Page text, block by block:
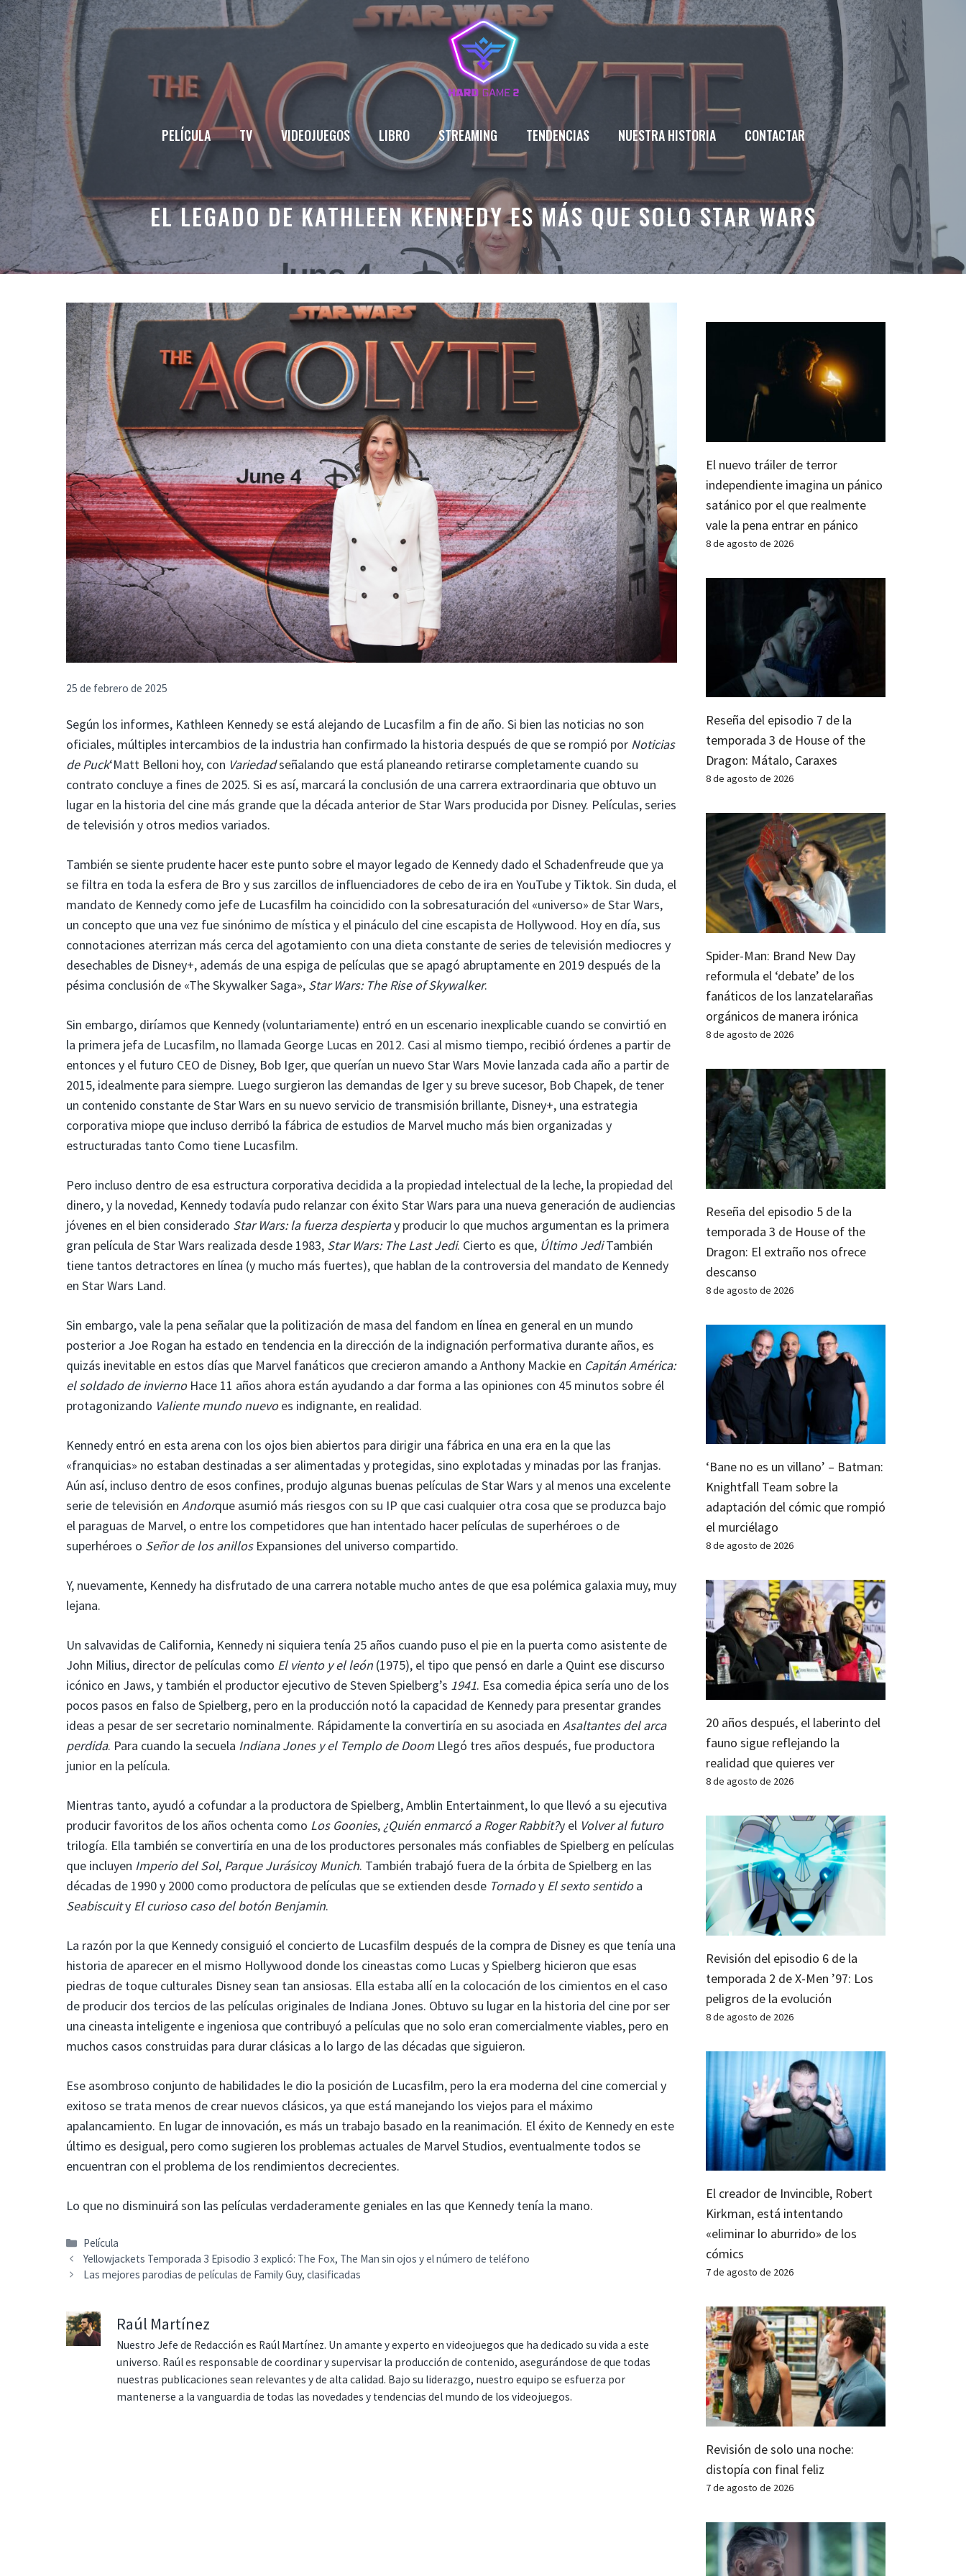
Saltar
al
contenido
PELÍCULA TV VIDEOJUEGOS LIBRO STREAMING TENDENCIAS NUESTRA HISTORIA CONTACTAR
EL LEGADO DE KATHLEEN KENNEDY ES MÁS QUE SOLO STAR WARS
25 de febrero de 2025
Según los informes, Kathleen Kennedy se está alejando de Lucasfilm a fin de año. Si bien las noticias no son
oficiales, múltiples intercambios de la industria han confirmado la historia después de que se rompió por Noticias
de Puck‘Matt Belloni hoy, con Variedadseñalando que está planeando retirarse completamente cuando su
contrato concluye a fines de 2025. Si es así, marcará la conclusión de una carrera extraordinaria que obtuvo un
lugar en la historia del cine más grande que la década anterior de Star Wars producida por Disney. Películas, series
de televisión y otros medios variados.
También se siente prudente hacer este punto sobre el mayor legado de Kennedy dado el Schadenfreude que ya
se filtra en toda la esfera de Bro y sus zarcillos de influenciadores de cebo de ira en YouTube y Tiktok. Sin duda, el
mandato de Kennedy como jefe de Lucasfilm ha coincidido con la sobresaturación del «universo» de Star Wars,
un concepto que una vez fue sinónimo de mística y el pináculo del cine escapista de Hollywood. Hoy en día, sus
connotaciones aterrizan más cerca del agotamiento con una dieta constante de series de televisión mediocres y
desechables de Disney+, además de una espiga de películas que se apagó abruptamente en 2019 después de la
pésima conclusión de «The Skywalker Saga», Star Wars: The Rise of Skywalker.
Sin embargo, diríamos que Kennedy (voluntariamente) entró en un escenario inexplicable cuando se convirtió en
la primera jefa de Lucasfilm, no llamada George Lucas en 2012. Casi al mismo tiempo, recibió órdenes a partir de
entonces y el futuro CEO de Disney, Bob Iger, que querían un nuevo Star Wars Movie lanzada cada año a partir de
2015, idealmente para siempre. Luego surgieron las demandas de Iger y su breve sucesor, Bob Chapek, de tener
un contenido constante de Star Wars en su nuevo servicio de transmisión brillante, Disney+, una estrategia
corporativa miope que incluso derribó la fábrica de estudios de Marvel mucho más bien organizadas y
estructuradas tanto Como tiene Lucasfilm.
Pero incluso dentro de esa estructura corporativa decidida a la propiedad intelectual de la leche, la propiedad del
dinero, y la novedad, Kennedy todavía pudo relanzar con éxito Star Wars para una nueva generación de audiencias
jóvenes en el bien considerado Star Wars: la fuerza despiertay producir lo que muchos argumentan es la primera
gran película de Star Wars realizada desde 1983, Star Wars: The Last Jedi. Cierto es que, Último JediTambién
tiene tantos detractores en línea (y mucho más fuertes), que hablan de la controversia del mandato de Kennedy
en Star Wars Land.
Sin embargo, vale la pena señalar que la politización de masa del fandom en línea en general en un mundo
posterior a Joe Rogan ha estado en tendencia en la dirección de la indignación performativa durante años, es
quizás inevitable en estos días que Marvel fanáticos que crecieron amando a Anthony Mackie en Capitán América:
el soldado de invierno Hace 11 años ahora están ayudando a dar forma a las opiniones con 45 minutos sobre él
protagonizando Valiente mundo nuevoes indignante, en realidad.
Kennedy entró en esta arena con los ojos bien abiertos para dirigir una fábrica en una era en la que las
«franquicias» no estaban destinadas a ser alimentadas y protegidas, sino explotadas y minadas por las franjas.
Aún así, incluso dentro de esos confines, produjo algunas buenas películas de Star Wars y al menos una excelente
serie de televisión en Andorque asumió más riesgos con su IP que casi cualquier otra cosa que se produzca bajo
el paraguas de Marvel, o entre los competidores que han intentado hacer películas de superhéroes o de
superhéroes o Señor de los anillos Expansiones del universo compartido.
Y, nuevamente, Kennedy ha disfrutado de una carrera notable mucho antes de que esa polémica galaxia muy, muy
lejana.
Un salvavidas de California, Kennedy ni siquiera tenía 25 años cuando puso el pie en la puerta como asistente de
John Milius, director de películas como El viento y el león (1975), el tipo que pensó en darle a Quint ese discurso
icónico en Jaws, y también el productor ejecutivo de Steven Spielberg’s 1941. Esa comedia épica sería uno de los
pocos pasos en falso de Spielberg, pero en la producción notó la capacidad de Kennedy para presentar grandes
ideas a pesar de ser secretario nominalmente. Rápidamente la convertiría en su asociada en Asaltantes del arca
perdida. Para cuando la secuela Indiana Jones y el Templo de Doom Llegó tres años después, fue productora
junior en la película.
Mientras tanto, ayudó a cofundar a la productora de Spielberg, Amblin Entertainment, lo que llevó a su ejecutiva
producir favoritos de los años ochenta como Los Goonies, ¿Quién enmarcó a Roger Rabbit?y el Volver al futuro
trilogía. Ella también se convertiría en una de los productores personales más confiables de Spielberg en películas
que incluyen Imperio del Sol, Parque Jurásicoy Munich. También trabajó fuera de la órbita de Spielberg en las
décadas de 1990 y 2000 como productora de películas que se extienden desde Tornadoy El sexto sentidoa
Seabiscuity El curioso caso del botón Benjamin.
La razón por la que Kennedy consiguió el concierto de Lucasfilm después de la compra de Disney es que tenía una
historia de aparecer en el mismo Hollywood donde los cineastas como Lucas y Spielberg hicieron que esas
piedras de toque culturales Disney sean tan ansiosas. Ella estaba allí en la colocación de los cimientos en el caso
de producir dos tercios de las películas originales de Indiana Jones. Obtuvo su lugar en la historia del cine por ser
una cineasta inteligente e ingeniosa que contribuyó a películas que no solo eran comercialmente viables, pero en
muchos casos construidas para durar clásicas a lo largo de las décadas que siguieron.
Ese asombroso conjunto de habilidades le dio la posición de Lucasfilm, pero la era moderna del cine comercial y
exitoso se trata menos de crear nuevos clásicos, ya que está manejando los viejos para el máximo
apalancamiento. En lugar de innovación, es más un trabajo basado en la reanimación. El éxito de Kennedy en este
último es desigual, pero como sugieren los problemas actuales de Marvel Studios, eventualmente todos se
encuentran con el problema de los rendimientos decrecientes.
Lo que no disminuirá son las películas verdaderamente geniales en las que Kennedy tenía la mano.
Categorías
Película
Yellowjackets Temporada 3 Episodio 3 explicó: The Fox, The Man sin ojos y el número de teléfono
Las mejores parodias de películas de Family Guy, clasificadas
Raúl Martínez
Nuestro Jefe de Redacción es Raúl Martínez. Un amante y experto en videojuegos que ha dedicado su vida a este
universo. Raúl es responsable de coordinar y supervisar la producción de contenido, asegurándose de que todas
nuestras publicaciones sean relevantes y de alta calidad. Bajo su liderazgo, nuestro equipo se esfuerza por
mantenerse a la vanguardia de todas las novedades y tendencias del mundo de los videojuegos.
El nuevo tráiler de terror
independiente imagina un pánico
satánico por el que realmente
vale la pena entrar en pánico
8 de agosto de 2026
Reseña del episodio 7 de la
temporada 3 de House of the
Dragon: Mátalo, Caraxes
8 de agosto de 2026
Spider-Man: Brand New Day
reformula el ‘debate’ de los
fanáticos de los lanzatelarañas
orgánicos de manera irónica
8 de agosto de 2026
Reseña del episodio 5 de la
temporada 3 de House of the
Dragon: El extraño nos ofrece
descanso
8 de agosto de 2026
‘Bane no es un villano’ – Batman:
Knightfall Team sobre la
adaptación del cómic que rompió
el murciélago
8 de agosto de 2026
20 años después, el laberinto del
fauno sigue reflejando la
realidad que quieres ver
8 de agosto de 2026
Revisión del episodio 6 de la
temporada 2 de X-Men ’97: Los
peligros de la evolución
8 de agosto de 2026
El creador de Invincible, Robert
Kirkman, está intentando
«eliminar lo aburrido» de los
cómics
7 de agosto de 2026
Revisión de solo una noche:
distopía con final feliz
7 de agosto de 2026